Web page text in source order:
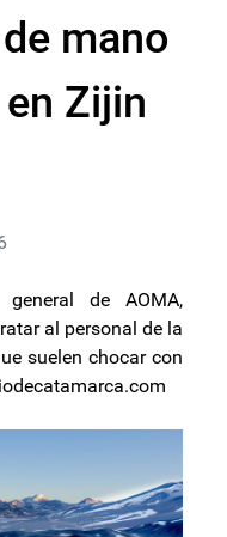
mano
Zijin
general de AOMA,
al personal de la
suelen chocar con